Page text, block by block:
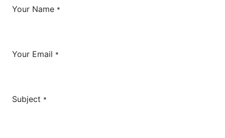
Your Name *
Your Email *
Subject *